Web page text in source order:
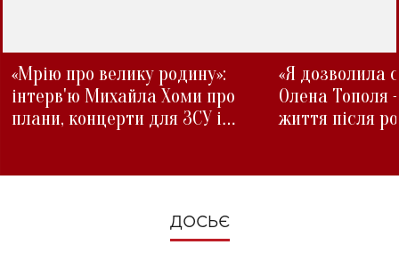
«Мрію про велику родину»:
інтерв'ю Михайла Хоми про
плани, концерти для ЗСУ і
«Я дозволила
Олена Тополя
життя після
ДОСЬЄ